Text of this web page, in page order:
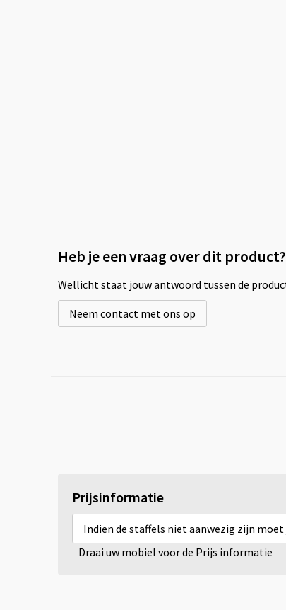
Heb je een vraag over dit product?
Wellicht staat jouw antwoord tussen de
Neem contact met ons op
Prijsinformatie
Indien de staffels niet aanwezig zijn
Draai uw mobiel voor de Prijs informatie